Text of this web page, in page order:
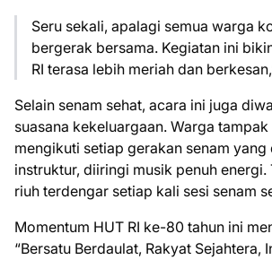
Seru sekali, apalagi semua warga
bergerak bersama. Kegiatan ini
RI terasa lebih meriah dan
Selain senam sehat, acara ini juga
suasana kekeluargaan. Warga
mengikuti setiap gerakan senam yang
instruktur, diiringi musik penuh energi.
riuh terdengar setiap kali sesi senam
Momentum HUT RI ke-80 tahun ini
“Bersatu Berdaulat, Rakyat Sejahtera,